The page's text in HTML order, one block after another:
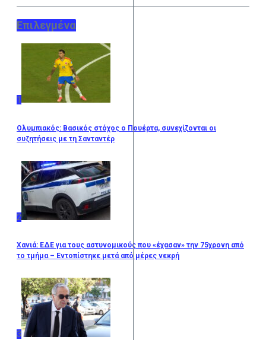
Επιλεγμένα
1
Ολυμπιακός: Βασικός στόχος ο Πουέρτα, συνεχίζονται οι
συζητήσεις με τη Σανταντέρ
2
Χανιά: ΕΔΕ για τους αστυνομικούς που «έχασαν» την 75χρονη από
το τμήμα – Εντοπίστηκε μετά από μέρες νεκρή
3